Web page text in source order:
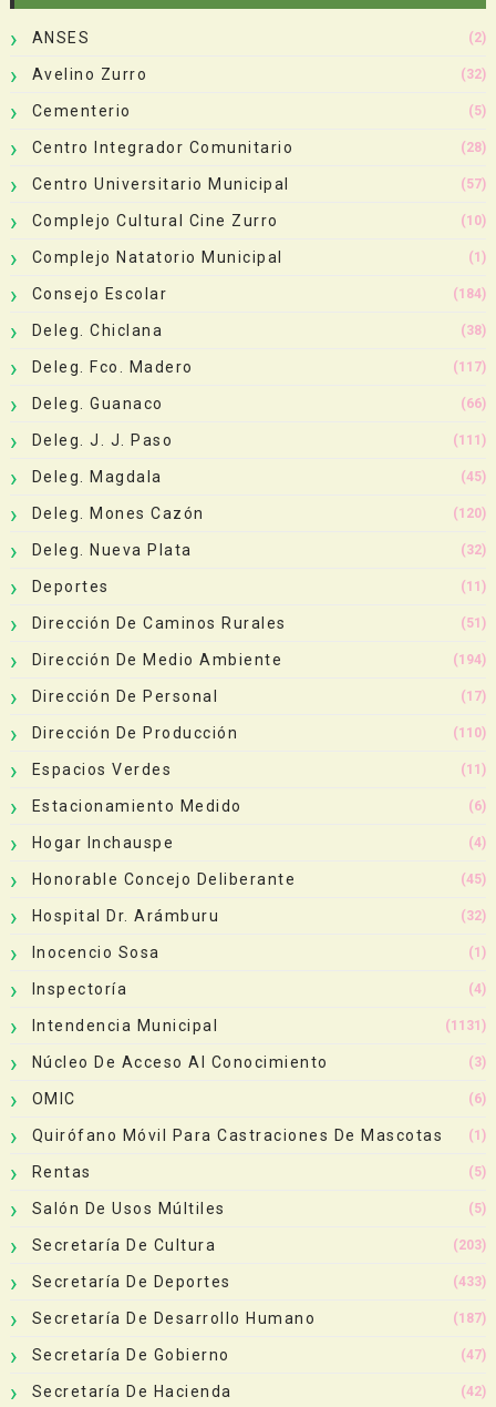
ANSES (2)
Avelino Zurro (32)
Cementerio (5)
Centro Integrador Comunitario (28)
Centro Universitario Municipal (57)
Complejo Cultural Cine Zurro (10)
Complejo Natatorio Municipal (1)
Consejo Escolar (184)
Deleg. Chiclana (38)
Deleg. Fco. Madero (117)
Deleg. Guanaco (66)
Deleg. J. J. Paso (111)
Deleg. Magdala (45)
Deleg. Mones Cazón (120)
Deleg. Nueva Plata (32)
Deportes (11)
Dirección De Caminos Rurales (51)
Dirección De Medio Ambiente (194)
Dirección De Personal (17)
Dirección De Producción (110)
Espacios Verdes (11)
Estacionamiento Medido (6)
Hogar Inchauspe (4)
Honorable Concejo Deliberante (45)
Hospital Dr. Arámburu (32)
Inocencio Sosa (1)
Inspectoría (4)
Intendencia Municipal (1131)
Núcleo De Acceso Al Conocimiento (3)
OMIC (6)
Quirófano Móvil Para Castraciones De Mascotas (1)
Rentas (5)
Salón De Usos Múltiles (5)
Secretaría De Cultura (203)
Secretaría De Deportes (433)
Secretaría De Desarrollo Humano (187)
Secretaría De Gobierno (47)
Secretaría De Hacienda (42)